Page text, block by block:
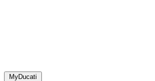
MyDucati